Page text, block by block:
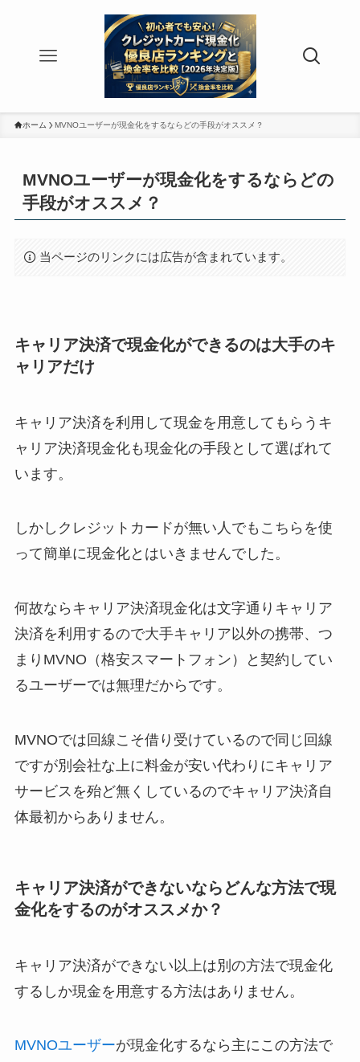
ホーム MVNOユーザーが現金化をするならどの手段がオススメ？
MVNOユーザーが現金化をするならどの
手段がオススメ？
当ページのリンクには広告が含まれています。
キャリア決済で現金化ができるのは大手のキ
ャリアだけ
キャリア決済を利用して現金を用意してもらうキ
ャリア決済現金化も現金化の手段として選ばれて
います。
しかしクレジットカードが無い人でもこちらを使
って簡単に現金化とはいきませんでした。
何故ならキャリア決済現金化は文字通りキャリア
決済を利用するので大手キャリア以外の携帯、つ
まりMVNO（格安スマートフォン）と契約してい
るユーザーでは無理だからです。
MVNOでは回線こそ借り受けているので同じ回線
ですが別会社な上に料金が安い代わりにキャリア
サービスを殆ど無くしているのでキャリア決済自
体最初からありません。
キャリア決済ができないならどんな方法で現
金化をするのがオススメか？
キャリア決済ができない以上は別の方法で現金化
するしか現金を用意する方法はありません。
MVNOユーザーが現金化するなら主にこの方法で